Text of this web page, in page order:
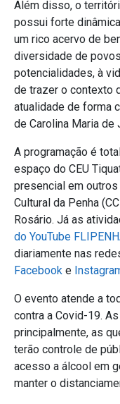
Além disso, o
possui forte
um rico acervo de
diversidade de
potencialidades, à
de trazer o contexto
atualidade de forma
de Carolina Maria de
A programação é
espaço do CEU
presencial em
Cultural da Penha
Rosário. Já as
do YouTube
diariamente nas
Facebook e
O evento atende a
contra a Covid-19.
principalmente, as
terão controle de
acesso a álcool em
manter o